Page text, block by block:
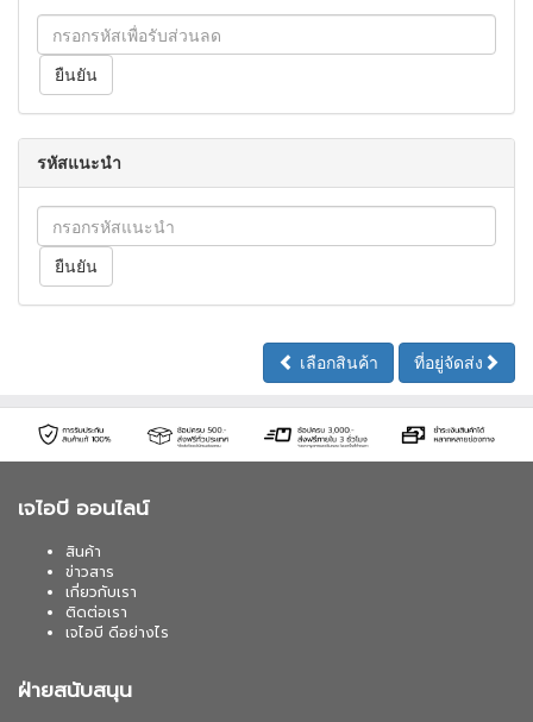
รหัสแนะนำ
เลือกสินค้า ที่อยู่จัดส่ง
เจไอบี ออนไลน์
สินค้า
ข่าวสาร
เกี่ยวกับเรา
ติดต่อเรา
เจไอบี ดีอย่างไร
ฝ่ายสนับสนุน